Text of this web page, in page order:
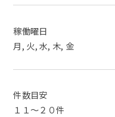
稼働曜日
月, 火, 水, 木, 金
件数目安
１１～２０件